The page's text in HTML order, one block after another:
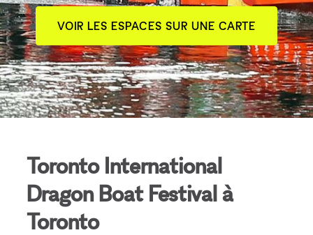
VOIR LES ESPACES SUR UNE CARTE
Toronto International
Dragon Boat Festival à
Toronto